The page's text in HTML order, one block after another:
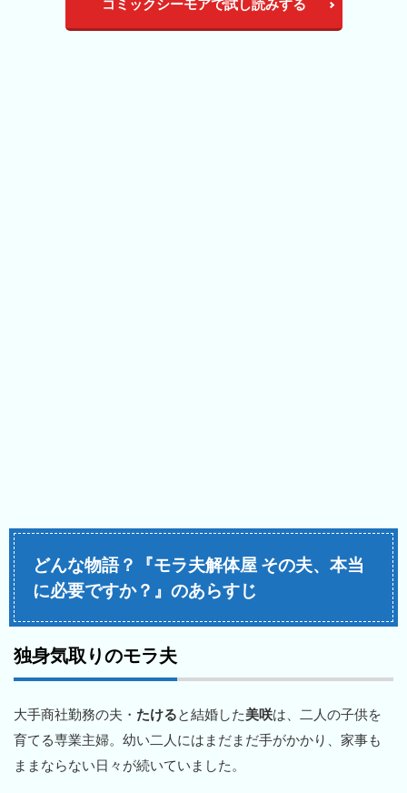
コミックシーモアで試し読みする
どんな物語？『モラ夫解体屋 その夫、本当
に必要ですか？』のあらすじ
独身気取りのモラ夫
大手商社勤務の夫・ たけると結婚した美咲は、二人の子供を
育てる専業主婦。幼い二人にはまだまだ手がかかり、家事も
ままならない日々が続いていました。